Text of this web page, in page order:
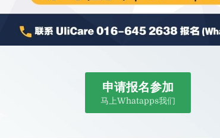
申请报名参加
马上Whatapps我们